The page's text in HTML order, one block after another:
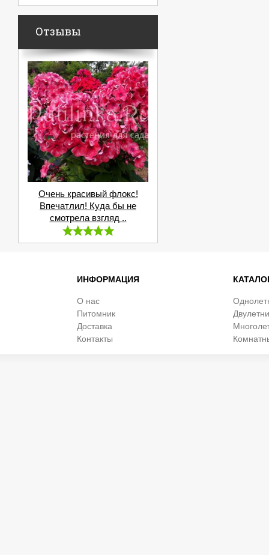
Отзывы
Очень красивый флокс!
Впечатлил! Куда бы не
смотрела взгляд ..
ИНФОРМАЦИЯ
О нас
Питомник
Доставка
Контакты